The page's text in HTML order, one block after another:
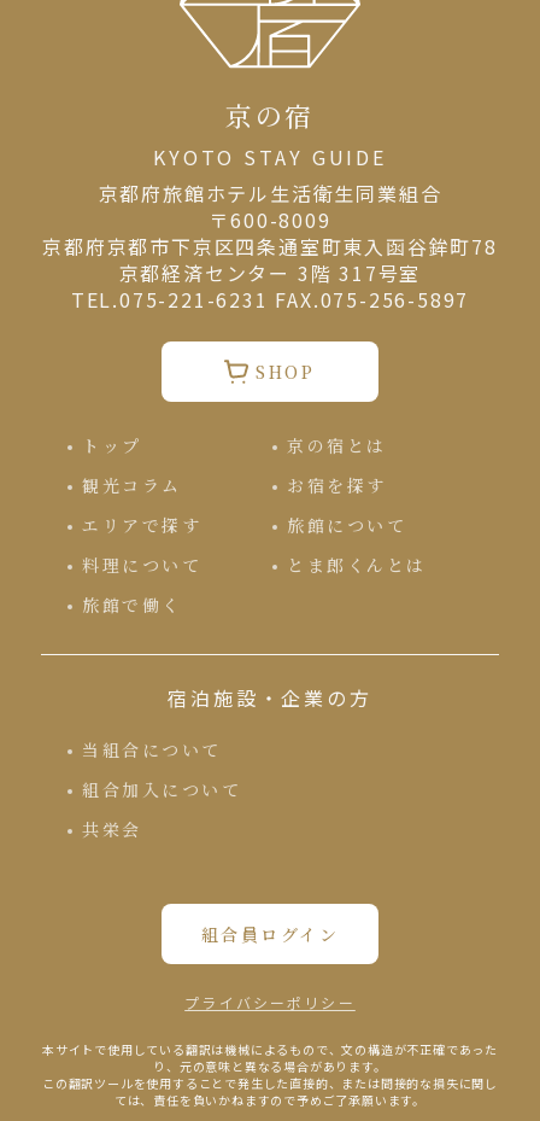
京の宿
KYOTO STAY GUIDE
京都府旅館ホテル⽣活衛⽣同業組合
〒600-8009
京都府京都市下京区四条通室町東入函谷鉾町78
京都経済センター 3階 317号室
TEL.075-221-6231 FAX.075-256-5897
SHOP
トップ
京の宿とは
観光コラム
お宿を探す
エリアで探す
旅館について
料理について
とま郎くんとは
旅館で働く
宿泊施設・企業の方
当組合について
組合加入について
共栄会
組合員ログイン
プライバシーポリシー
本サイトで使⽤している翻訳は機械によるもので、⽂の構造が不正確であった
り、元の意味と異なる場合があります。
この翻訳ツールを使⽤することで発⽣した直接的、または間接的な損失に関し
ては、責任を負いかねますので予めご了承願います。